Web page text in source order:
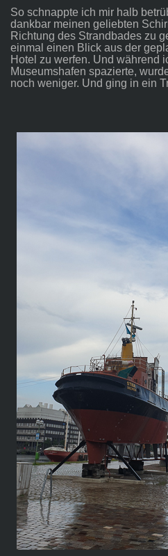
So schnappte ich mir halb
dankbar meinen geliebten
Richtung des Strandbades zu
einmal einen Blick aus der
Hotel zu werfen. Und während
Museumshafen spazierte,
noch weniger. Und ging in ein